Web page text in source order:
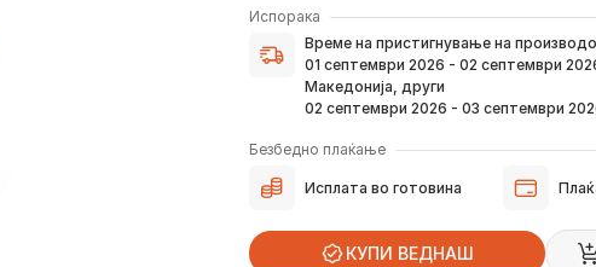
Испорака
Време на пристигнување на
01 септември 2026 - 02 септември
Македонија, други
02 септември 2026 - 03 септември
Време на пристигнување на
верификација на вашата нарачка и
преку е-пошта или смс.
Ако нарачката е поставена сега,
погоре. Постојано ќе Ве
како и кога истата ќе пристигне во
предвид дека меѓународните празници
Безбедно плаќање
Исплата во готовина
КУПИ ВЕДНАШ